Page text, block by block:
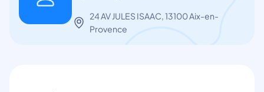
24 AV JULES ISAAC, 13100 Aix-en-
Provence